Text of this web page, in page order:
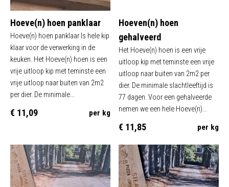
Hoeve(n) hoen panklaar
Hoeve(n) hoen panklaar Is hele kip
klaar voor de verwerking in de
keuken. Het Hoeve(n) hoen is een
vrije uitloop kip met teminste een
vrije uitloop naar buiten van 2m2
per dier. De minimale...
€ 11,09 per kg
Hoeven(n) hoen
gehalveerd
Het Hoeve(n) hoen is een vrije
uitloop kip met teminste een vrije
uitloop naar buiten van 2m2 per
dier. De minimale slachtleeftijd is
77 dagen. Voor een gehalveerde
nemen we een hele Hoeve(n)...
€ 11,85 per kg